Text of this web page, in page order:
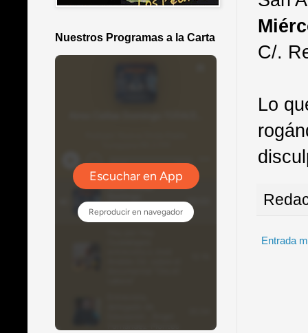
C/.
Lo
Entrada
Nuestros Programas a la Carta